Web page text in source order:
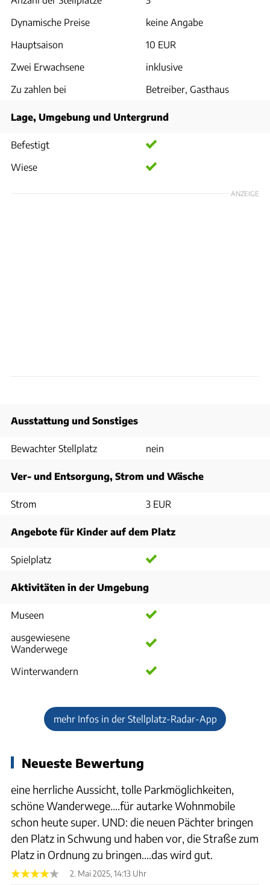
Dynamische Preise
keine Angabe
Hauptsaison
10 EUR
Zwei Erwachsene
inklusive
Zu zahlen bei
Betreiber, Gasthaus
Lage, Umgebung und Untergrund
Befestigt
Wiese
ANZEIGE
Ausstattung und Sonstiges
Bewachter Stellplatz nein
Ver- und Entsorgung, Strom und Wäsche
Strom 3 EUR
Angebote für Kinder auf dem Platz
Spielplatz
Aktivitäten in der Umgebung
Museen
ausgewiesene
Wanderwege
Winterwandern
mehr Infos in der Stellplatz-Radar-App
Neueste Bewertung
eine herrliche Aussicht, tolle Parkmöglichkeiten,
schöne Wanderwege....für autarke Wohnmobile
schon heute super. UND: die neuen Pächter bringen
den Platz in Schwung und haben vor, die Straße zum
Platz in Ordnung zu bringen....das wird gut.
2. Mai 2025, 14:13 Uhr